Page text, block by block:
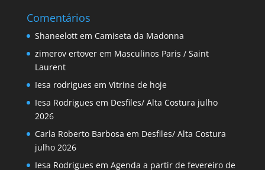
Comentários
Shaneelottem Camiseta da Madonna
zimerov ertoverem Masculinos Paris / Saint
Laurent
Iesa rodrigues em Vitrine de hoje
Iesa Rodrigues em Desfiles/ Alta Costura julho
2026
Carla Roberto Barbosa em Desfiles/ Alta Costura
julho 2026
Iesa Rodrigues em Agenda a partir de fevereiro de